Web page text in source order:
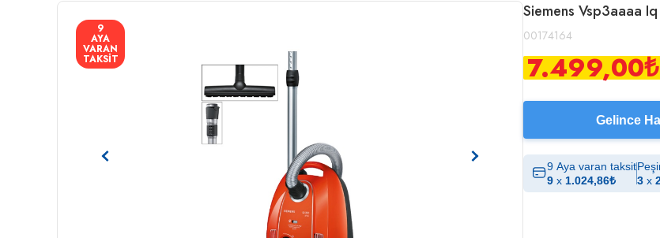
9
AYA
VARAN
TAKSİT
Siemens Vsp3aaaa
00174164
7.499,00₺
Gelince
9 Aya varan taksit
9 x 1.024,86₺
3 x